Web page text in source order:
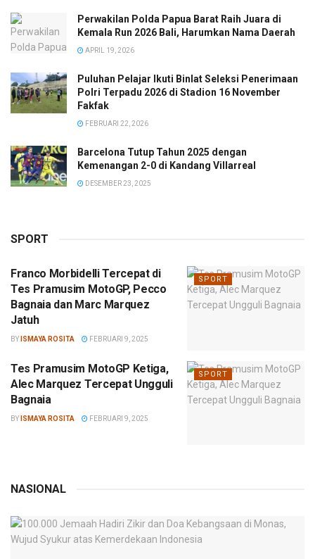
Perwakilan Polda Papua Barat Raih Juara di
Kemala Run 2026 Bali, Harumkan Nama Daerah
APRIL 19, 2026
Puluhan Pelajar Ikuti Binlat Seleksi Penerimaan
Polri Terpadu 2026 di Stadion 16 November
Fakfak
FEBRUARI 22, 2026
Barcelona Tutup Tahun 2025 dengan
Kemenangan 2-0 di Kandang Villarreal
DESEMBER 23, 2025
SPORT
SPORT
Franco Morbidelli Tercepat di
Tes Pramusim MotoGP, Pecco
Bagnaia dan Marc Marquez
Jatuh
BY ISMAYA ROSITA FEBRUARI 9, 2025
SPORT
Tes Pramusim MotoGP Ketiga,
Alec Marquez Tercepat Ungguli
Bagnaia
BY ISMAYA ROSITA FEBRUARI 9, 2025
NASIONAL